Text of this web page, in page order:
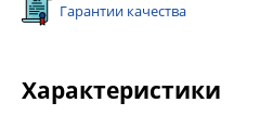
Гарантии качества
Характеристики